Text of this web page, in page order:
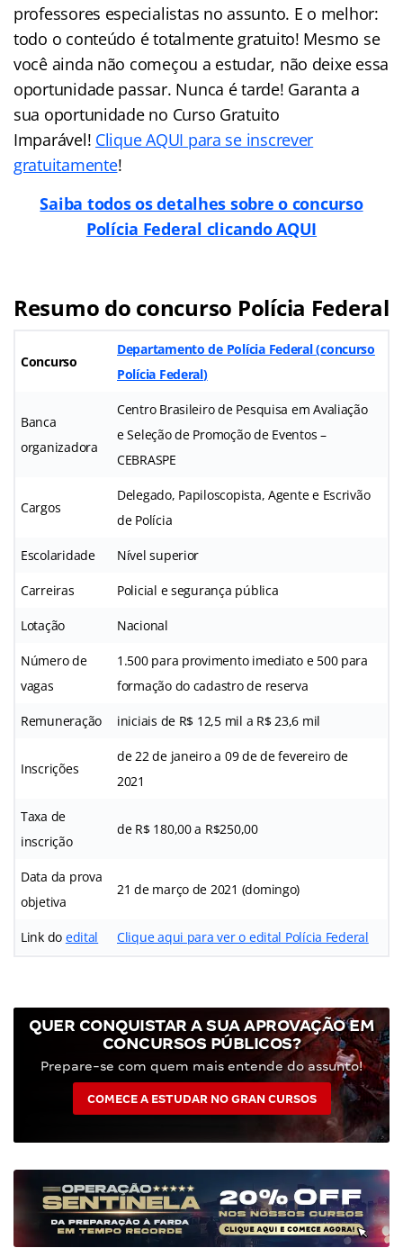
professores especialistas no assunto. E o melhor:
todo o conteúdo é totalmente gratuito! Mesmo se
você ainda não começou a estudar, não deixe essa
oportunidade passar. Nunca é tarde! Garanta a
sua oportunidade no Curso Gratuito
Imparável! Clique AQUI para se inscrever
gratuitamente!
Saiba todos os detalhes sobre o concurso
Polícia Federal clicando AQUI
Resumo do concurso Polícia Federal
Concurso
Departamento de Polícia Federal (concurso
Polícia Federal)
Banca
organizadora
Centro Brasileiro de Pesquisa em Avaliação
e Seleção de Promoção de Eventos –
CEBRASPE
Cargos
Delegado, Papiloscopista, Agente e Escrivão
de Polícia
Escolaridade Nível superior
Carreiras Policial e segurança pública
Lotação Nacional
Número de
vagas
1.500 para provimento imediato e 500 para
formação do cadastro de reserva
Remuneração iniciais de R$ 12,5 mil a R$ 23,6 mil
Inscrições
de 22 de janeiro a 09 de de fevereiro de
2021
Taxa de
inscrição
de R$ 180,00 a R$250,00
Data da prova
objetiva
21 de março de 2021 (domingo)
Link do edital Clique aqui para ver o edital Polícia Federal
QUER CONQUISTAR A SUA APROVAÇÃO EM
CONCURSOS PÚBLICOS?
Prepare-se com quem mais entende do assunto!
COMECE A ESTUDAR NO GRAN CURSOS